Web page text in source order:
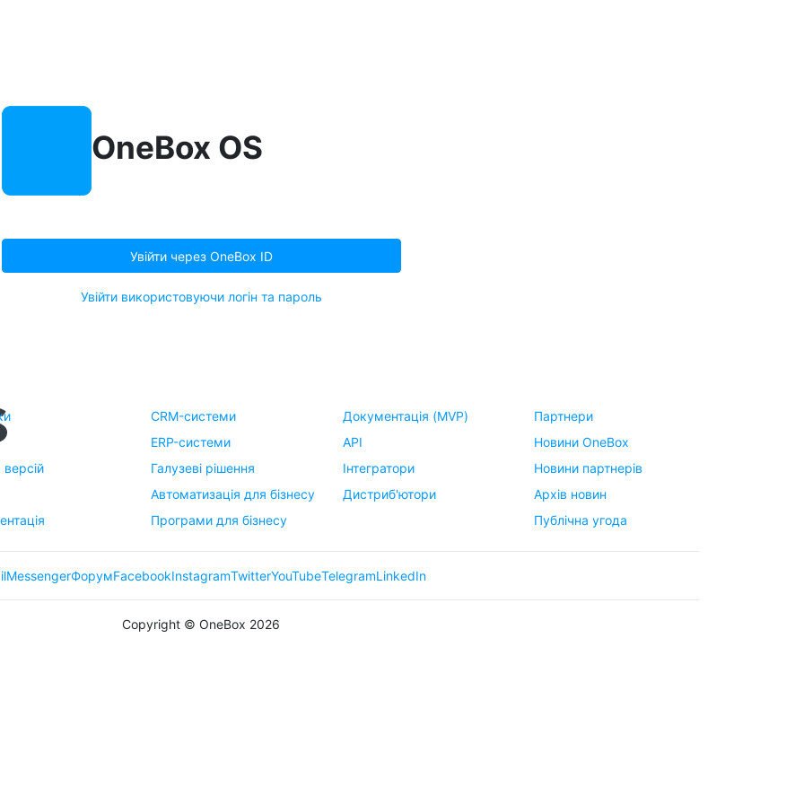
OneBox OS
Увійти через OneBox ID
Увійти використовуючи логін та пароль
версій
CRM-системи
ERP-системи
Галузеві рішення
Автоматизація для бізнесу
Програми для бізнесу
Документація (MVP)
API
Інтегратори
Дистриб'ютори
Партнери
Новини OneBox
Новини партнерів
Архів новин
Публічна угода
MessengerФорумFacebookInstagramTwitterYouTubeTelegramLinkedIn
Copyright © OneBox 2026